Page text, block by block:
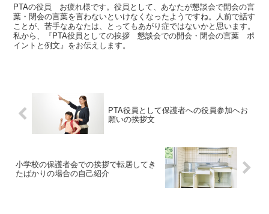
PTAの役員 お疲れ様です。役員として、あなたが懇談会で開会の言
葉・閉会の言葉を言わないといけなくなったようですね。人前で話す
ことが、苦手なあなたは、とってもあがり症ではないかと思います。
私から、『PTA役員としての挨拶 懇談会での開会・閉会の言葉 ポ
イントと例文』をお伝えします。
PTA役員として保護者への役員参加へお
願いの挨拶文
小学校の保護者会での挨拶で転居してき
たばかりの場合の自己紹介